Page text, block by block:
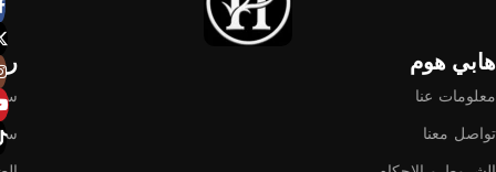
Furniture production is a modern form of art
Furniture manufacturers, as well as manufacturers of other
home goods, are full of amazing offers: we often come
across both standard mass-produced products and unique
creations - furniture from professional craftsmen, which will
هابي هوم​
معلومات عنا
تواصل معنا